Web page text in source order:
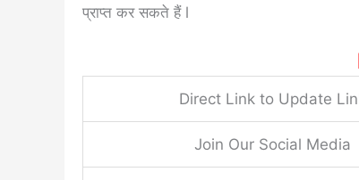
प्राप्त कर सकते हैं l
Direct Link to Update
Join Our Social Media